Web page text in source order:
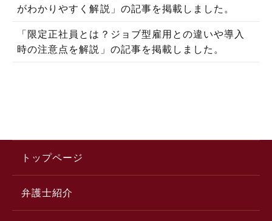
がわかりやすく解説」の記事を掲載しました。
「限定正社員とは？ジョブ型雇用との違いや導入
時の注意点を解説」の記事を掲載しました。
トップページ
弁護士紹介